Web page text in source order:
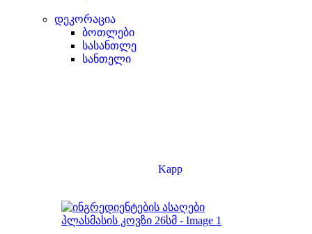
დეკორაცია
ბოთლები
სასანთლე
სანთელი
Kapp